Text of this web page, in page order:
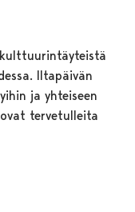
Iltapäivän
ja yhteiseen
tervetulleita